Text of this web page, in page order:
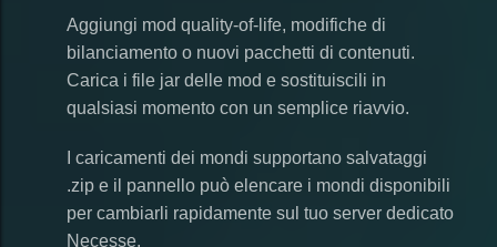
Aggiungi mod quality-of-life, modifiche di
bilanciamento o nuovi pacchetti di contenuti.
Carica i file jar delle mod e sostituiscili in
qualsiasi momento con un semplice riavvio.
I caricamenti dei mondi supportano salvataggi
.zip e il pannello può elencare i mondi disponibili
per cambiarli rapidamente sul tuo server dedicato
Necesse.